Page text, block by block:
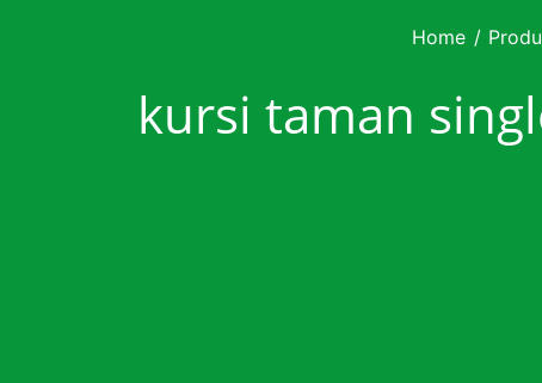
Home /
kursi taman